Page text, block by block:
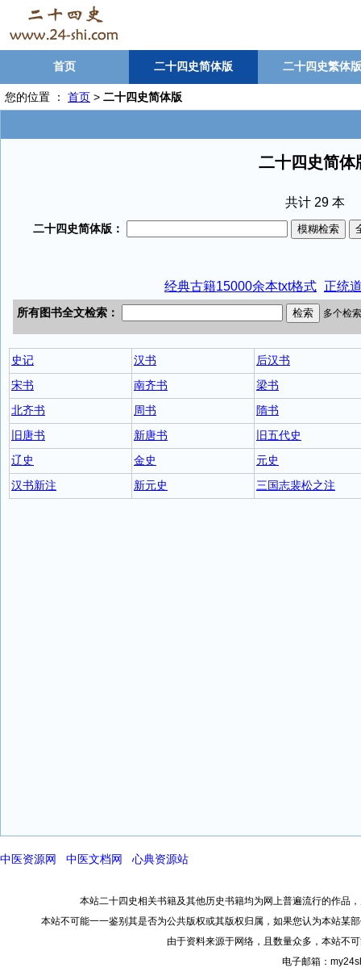
首页 二十四史简体版 二十四史繁体版
您的位置 ： 首页 > 二十四史简体版
二十四史简体
共计 29 本
经典古籍15000余本txt格式 正统
史记 汉书
后汉书
宋书
南齐书
梁书
北齐书
周书
隋书
旧唐书
新唐书
旧五代史
辽史
金史
元史
汉书新注
新元史 三国志裴松之注
中医资源网 中医文档网 心典资源站
本站二十四史相关书籍及其他历史书籍均为网上普遍流行的作品
本站不可能一一鉴别其是否为公共版权或其版权归属，如果您认为本站某
由于资料来源于网络，且数量众多，本站不
电子邮箱：